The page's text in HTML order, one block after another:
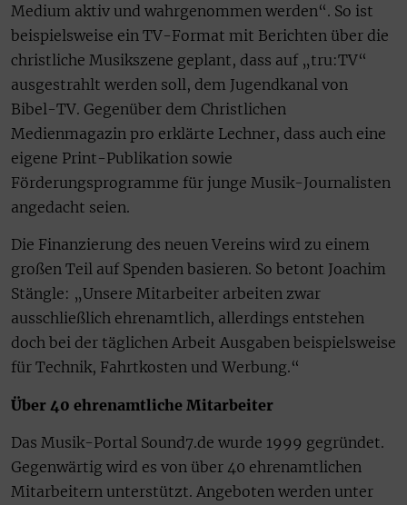
Medium aktiv und wahrgenommen werden“. So ist
beispielsweise ein TV-Format mit Berichten über die
christliche Musikszene geplant, dass auf „tru:TV“
ausgestrahlt werden soll, dem Jugendkanal von
Bibel-TV. Gegenüber dem Christlichen
Medienmagazin pro erklärte Lechner, dass auch eine
eigene Print-Publikation sowie
Förderungsprogramme für junge Musik-Journalisten
angedacht seien.
Die Finanzierung des neuen Vereins wird zu einem
großen Teil auf Spenden basieren. So betont Joachim
Stängle: „Unsere Mitarbeiter arbeiten zwar
ausschließlich ehrenamtlich, allerdings entstehen
doch bei der täglichen Arbeit Ausgaben beispielsweise
für Technik, Fahrtkosten und Werbung.“
Über 40 ehrenamtliche Mitarbeiter
Das Musik-Portal Sound7.de wurde 1999 gegründet.
Gegenwärtig wird es von über 40 ehrenamtlichen
Mitarbeitern unterstützt. Angeboten werden unter